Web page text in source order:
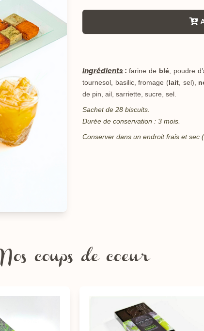
Ingrédients :farine de blé , poudre d’
tournesol, basilic, fromage (lait, sel),
de pin, ail, sarriette, sucre, sel.
Sachet de 28 biscuits.
Durée de conservation : 3 mois.
Conserver dans un endroit frais et sec
Nos coups de coeur